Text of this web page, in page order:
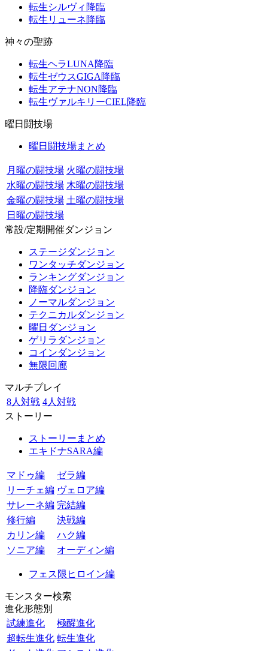
転生シルヴィ降臨
転生リューネ降臨
神々の聖跡
転生ヘラLUNA降臨
転生ゼウスGIGA降臨
転生アテナNON降臨
転生ヴァルキリーCIEL降臨
曜日闘技場
曜日闘技場まとめ
月曜の闘技場 火曜の闘技場
水曜の闘技場 木曜の闘技場
金曜の闘技場 土曜の闘技場
日曜の闘技場
常設/定期開催ダンジョン
ステージダンジョン
ワンタッチダンジョン
ランキングダンジョン
降臨ダンジョン
ノーマルダンジョン
テクニカルダンジョン
曜日ダンジョン
ゲリラダンジョン
コインダンジョン
無限回廊
マルチプレイ
8人対戦 4人対戦
ストーリー
ストーリーまとめ
エキドナSARA編
マドゥ編
ゼラ編
リーチェ編 ヴェロア編
サレーネ編 完結編
修行編
決戦編
カリン編
ハク編
ソニア編
オーディン編
フェス限ヒロイン編
モンスター検索
進化形態別
試練進化
極醒進化
超転生進化 転生進化